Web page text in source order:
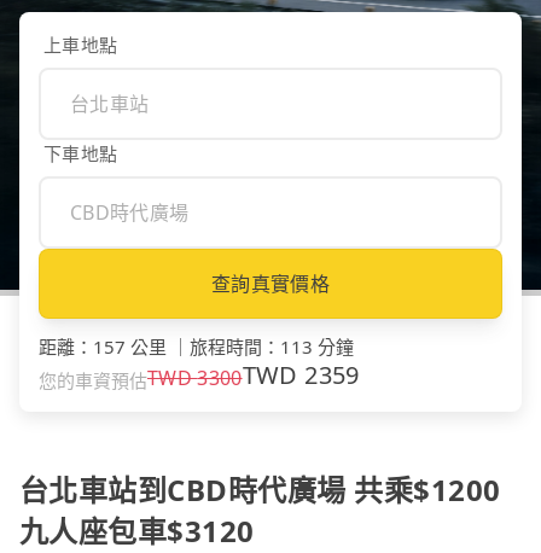
上車地點
下車地點
查詢真實價格
距離 ： 157 公里 旅程時間 ： 113 分鐘
您的車資預估TWD3300TWD 2359
台北車站到CBD時代廣場 共乘$1200
九人座包車$3120